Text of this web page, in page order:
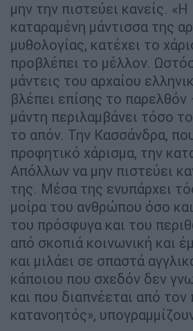
μην την πιστεύει κανείς.
καταραμένη μάντισσα της
μυθολογίας, κατέχει το
προβλέπει το μέλλον.
μάντεις του αρχαίου
βλέπει επίσης το
μάντη περιλαμβάνει τόσο
το απόν. Την Κασσάνδρα,
προφητικό χάρισμα, την
Απόλλων να μην πιστεύει
της. Μέσα της ενυπάρχει
μοίρα του ανθρώπου όσο
του πρόσφυγα και του
από σκοπιά κοινωνική και
και μιλάει σε σπαστά
κάποιου που σχεδόν δεν
και που διαπνέεται από τον
κατανοητός»,